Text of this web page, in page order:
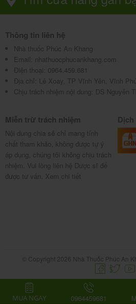
ẩm.
-Để xa tầm tay trẻ em.
Mua thuốc Siro
giá bao nhiêu?
thuốc, nhà thuốc trên toàn
Khang có dịch vụ hỗ trợ mua
thuốc tại nhà. Đăng ký GỬI
THUỐC TẠI NHÀ, Tại đây
Giá thuốcSiro Obikiton 7,5ml
Thông tin liên hệ
Nhà thuốc Phúc An Khang
Email: nhathuocphucankhang.com
Điện thoại: 0964.459.681
Địa chỉ: Lê Xoay, TP Vĩnh Yên, Vĩnh
Chịu trách nhiệm nội dung: DS Nguyễn
Miễn trừ trách nhiệm
Nội dung chia sẻ chỉ mang tính
chất tham khảo, không được tự ý
áp dụng, chúng tôi không chịu trách
nhiệm. Vui lòng liên hệ Dược sĩ để
được tư vấn. Xem chi tiết
© Copyright 2026 Nhà Thuốc Phúc An
MUA NGAY 0964459681